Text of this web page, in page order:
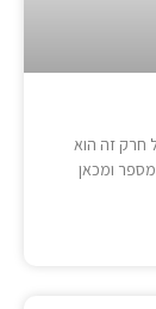
חרק זה הוא
ומכאן